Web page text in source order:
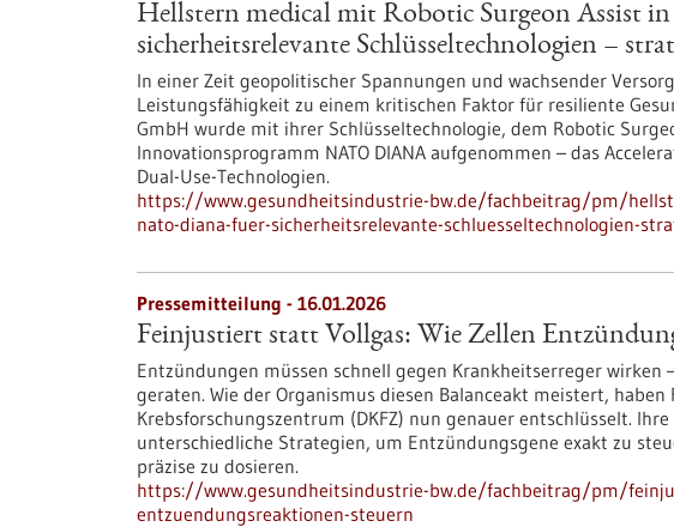
Hellstern medical mit Robotic Surgeon Assist
sicherheitsrelevante Schlüsseltechnologien –
In einer Zeit geopolitischer Spannungen und wachsender
Leistungsfähigkeit zu einem kritischen Faktor für resiliente
GmbH wurde mit ihrer Schlüsseltechnologie, dem Robotic
Innovationsprogramm NATO DIANA aufgenommen – das
Dual-Use-Technologien.
https://www.gesundheitsindustrie-bw.de/fachbeitrag/pm/
nato-diana-fuer-sicherheitsrelevante-schluesseltechnologien-
Pressemitteilung - 16.01.2026
Feinjustiert statt Vollgas: Wie Zellen
Entzündungen müssen schnell gegen Krankheitserreger wirken
geraten. Wie der Organismus diesen Balanceakt meistert, haben
Krebsforschungszentrum (DKFZ) nun genauer entschlüsselt.
unterschiedliche Strategien, um Entzündungsgene exakt zu
präzise zu dosieren.
https://www.gesundheitsindustrie-bw.de/fachbeitrag/pm/
entzuendungsreaktionen-steuern